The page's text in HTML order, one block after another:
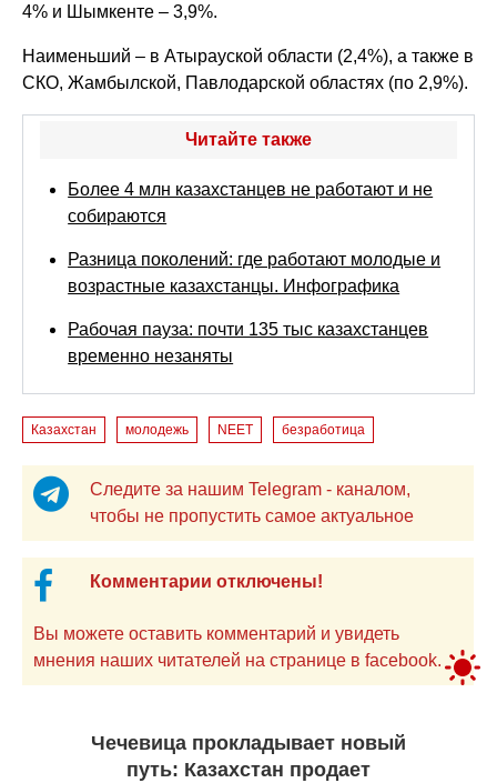
4% и Шымкенте – 3,9%.
Наименьший – в Атырауской области (2,4%), а также в
СКО, Жамбылской, Павлодарской областях (по 2,9%).
Читайте также
Более 4 млн казахстанцев не работают и не
собираются
Разница поколений: где работают молодые и
возрастные казахстанцы. Инфографика
Рабочая пауза: почти 135 тыс казахстанцев
временно незаняты
Казахстан молодежь NEET безработица
Следите за нашим Telegram - каналом,
чтобы не пропустить самое актуальное
Комментарии отключены!
Вы можете оставить комментарий и увидеть
мнения наших читателей на странице в facebook.
Чечевица прокладывает новый
путь: Казахстан продает